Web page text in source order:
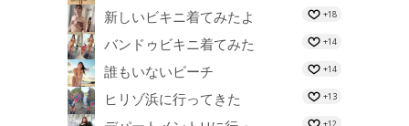
新しいビキニ着てみたよ +18
バンドゥビキニ着てみた +14
誰もいないビーチ +14
ヒリゾ浜に行ってきた +13